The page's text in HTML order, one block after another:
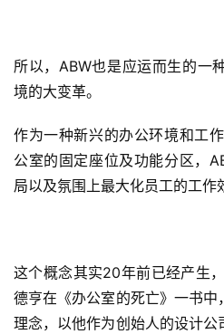
所以，ABW也是应运而生的一
境的大变革。
作为一种新兴的办公环境和工
公室的固定座位及功能分区，
局以及氛围上最大化员工的工作
这个概念其实20年前已经产生
德亨在《办公室的死亡》一书
理念，以他作为创始人的设计公